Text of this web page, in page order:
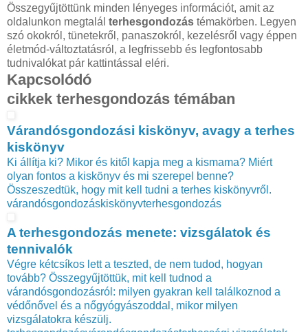
Összegyűjtöttünk minden lényeges információt, amit az
oldalunkon megtalál terhesgondozás témakörben. Legyen
szó okokról, tünetekről, panaszokról, kezelésről vagy éppen
életmód-változtatásról, a legfrissebb és legfontosabb
tudnivalókat pár kattintással eléri.
Kapcsolódó
cikkek terhesgondozás témában
Várandósgondozási kiskönyv, avagy a terhes
kiskönyv
Ki állítja ki? Mikor és kitől kapja meg a kismama? Miért
olyan fontos a kiskönyv és mi szerepel benne?
Összeszedtük, hogy mit kell tudni a terhes kiskönyvről.
várandósgondozáskiskönyvterhesgondozás
A terhesgondozás menete: vizsgálatok és
tennivalók
Végre kétcsíkos lett a teszted, de nem tudod, hogyan
tovább? Összegyűjtöttük, mit kell tudnod a
várandósgondozásról: milyen gyakran kell találkoznod a
védőnővel és a nőgyógyászoddal, mikor milyen
vizsgálatokra készülj.